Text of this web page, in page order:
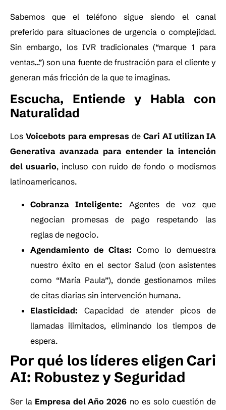
Sabemos que el teléfono sigue siendo el canal
preferido para situaciones de urgencia o complejidad.
Sin embargo, los IVR tradicionales (“marque 1 para
ventas…”) son una fuente de frustración para el cliente y
generan más fricción de la que te imaginas.
Escucha, Entiende y Habla con
Naturalidad
LosVoicebots para empresasdeCari AI utilizan IA
Generativa avanzada para entender la intención
del usuario, incluso con ruido de fondo o modismos
latinoamericanos.
Cobranza Inteligente: Agentes de voz que
negocian promesas de pago respetando las
reglas de negocio.
Agendamiento de Citas: Como lo demuestra
nuestro éxito en el sector Salud (con asistentes
como “María Paula”), donde gestionamos miles
de citas diarias sin intervención humana.
Elasticidad: Capacidad de atender picos de
llamadas ilimitados, eliminando los tiempos de
espera.
Por qué los líderes eligen Cari
AI: Robustez y Seguridad
Ser la Empresa del Año 2026 no es solo cuestión de